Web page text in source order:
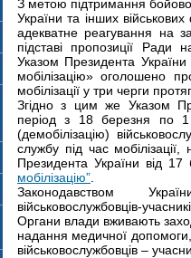
З метою підтримання
України та інших
адекватне реагування на
підставі пропозиції Ради
Указом Президента
мобілізацію» оголошено
мобілізації у три черги
Згідно з цим же Указом
період з 18 березня по
(демобілізацію)
службу під час
Президента України від
мобілізацію”
Законодавством
військовослужбовців-
Органи влади вживають
надання медичної допомоги,
військовослужбовців –